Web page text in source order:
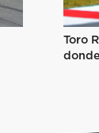
Toro